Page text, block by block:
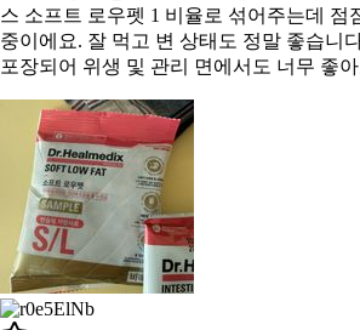
스 소프트 로우펫 1 비율로 섞어주는데 점
중이에요. 잘 먹고 변 상태도 정말 좋습니
포장되어 위생 및 관리 면에서도 너무 좋